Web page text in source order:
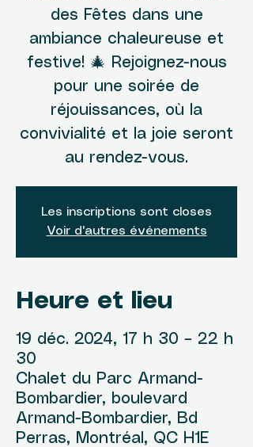
des Fêtes dans une
ambiance chaleureuse et
festive! 🎄 Rejoignez-nous
pour une soirée de
réjouissances, où la
convivialité et la joie seront
au rendez-vous.
Les inscriptions sont closes
Voir d'autres événements
Heure et lieu
19 déc. 2024, 17 h 30 – 22 h
30
Chalet du Parc Armand-
Bombardier, boulevard
Armand-Bombardier, Bd
Perras, Montréal, QC H1E